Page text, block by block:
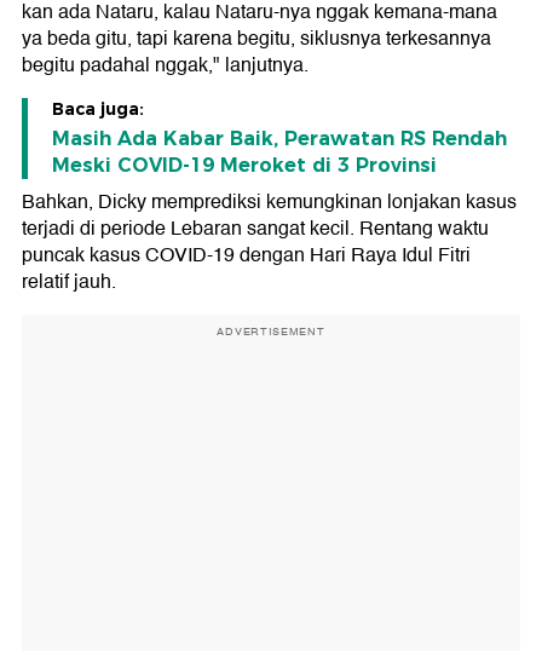
kan ada Nataru, kalau Nataru-nya nggak kemana-mana
ya beda gitu, tapi karena begitu, siklusnya terkesannya
begitu padahal nggak," lanjutnya.
Baca juga:
Masih Ada Kabar Baik, Perawatan RS Rendah
Meski COVID-19 Meroket di 3 Provinsi
Bahkan, Dicky memprediksi kemungkinan lonjakan kasus
terjadi di periode Lebaran sangat kecil. Rentang waktu
puncak kasus COVID-19 dengan Hari Raya Idul Fitri
relatif jauh.
ADVERTISEMENT